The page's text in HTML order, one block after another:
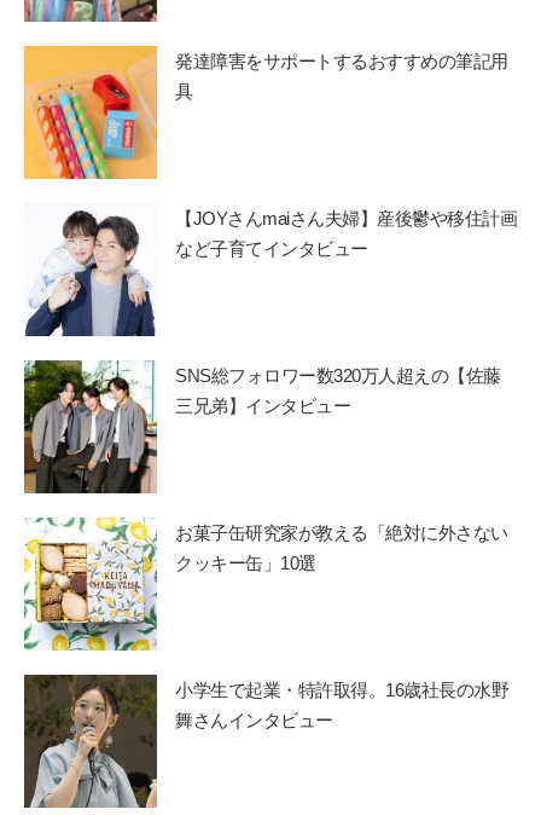
発達障害をサポートするおすすめの筆記用
具
【JOYさんmaiさん夫婦】産後鬱や移住計画
など子育てインタビュー
SNS総フォロワー数320万人超えの【佐藤
三兄弟】インタビュー
お菓子缶研究家が教える「絶対に外さない
クッキー缶」10選
小学生で起業・特許取得。16歳社長の水野
舞さんインタビュー